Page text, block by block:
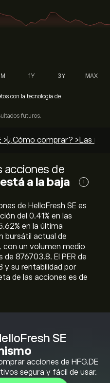
SE
acciones de HFG.DE
segura y fácil de usar.
1Y 3Y MAX
con la tecnología de
futuros.
>¿Cómo comprar? > Las
acciones de
está a la baja
i
de HelloFresh SE es
del ‎0.41‎% en las
en la última
bursátil actual de
con un volumen medio
876703.8. El PER de
y su rentabilidad por
de las acciones es de